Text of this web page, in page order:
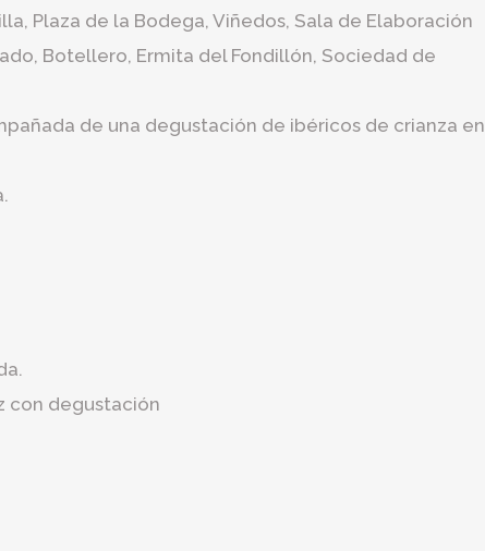
Plaza de la Bodega, Viñedos, Sala de Elaboración
Botellero, Ermita del Fondillón, Sociedad de
de una degustación de ibéricos de crianza en
con degustación